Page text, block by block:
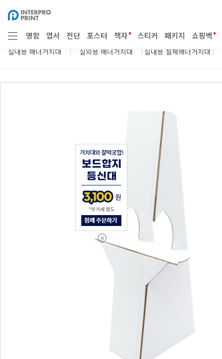
명함 엽서 전단 포스터 책자• 스티커 패키지 쇼핑백•
점착용품
실내용 배너거치대 | 실외용 배너거치대 | 실내용 철제배너거치대 |